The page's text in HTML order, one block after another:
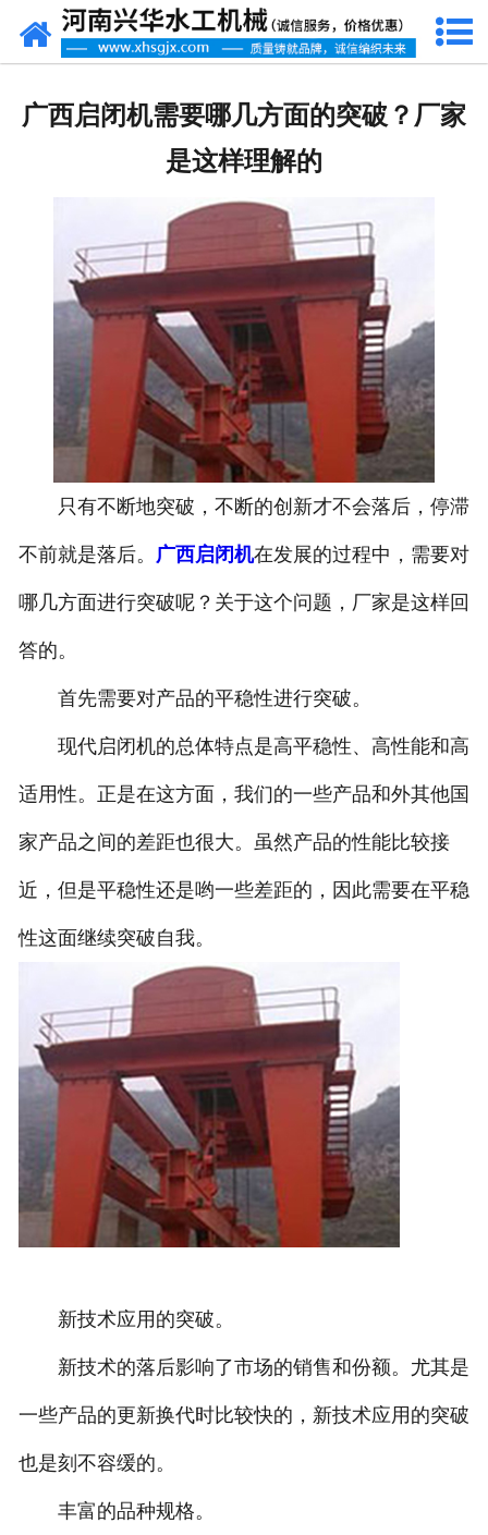
网站首页
客户案例
资质荣誉
联系我们
广西启闭机需要哪几方面的突破？厂家
是这样理解的
只有不断地突破，不断的创新才不会落后，停滞
不前就是落后。 广西启闭机在发展的过程中，需要对
哪几方面进行突破呢？关于这个问题，厂家是这样回
答的。
首先需要对产品的平稳性进行突破。
现代启闭机的总体特点是高平稳性、高性能和高
适用性。正是在这方面，我们的一些产品和外其他国
家产品之间的差距也很大。虽然产品的性能比较接
近，但是平稳性还是哟一些差距的，因此需要在平稳
性这面继续突破自我。
新技术应用的突破。
新技术的落后影响了市场的销售和份额。尤其是
一些产品的更新换代时比较快的，新技术应用的突破
也是刻不容缓的。
丰富的品种规格。